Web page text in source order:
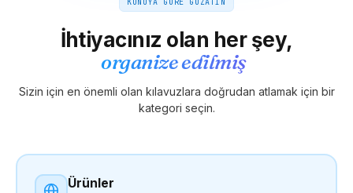
İhtiyacınız olan her şey,
organize edilmiş
Sizin için en önemli olan kılavuzlara doğrudan atlamak için bir
kategori seçin.
Ürünler